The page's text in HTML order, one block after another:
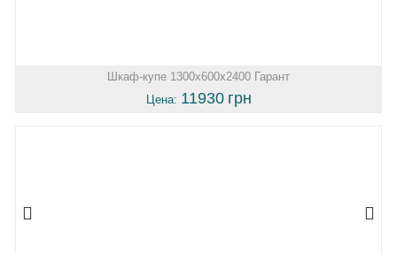
Шкаф-купе 1300х600х2400 Гарант
Цена: 11930 грн